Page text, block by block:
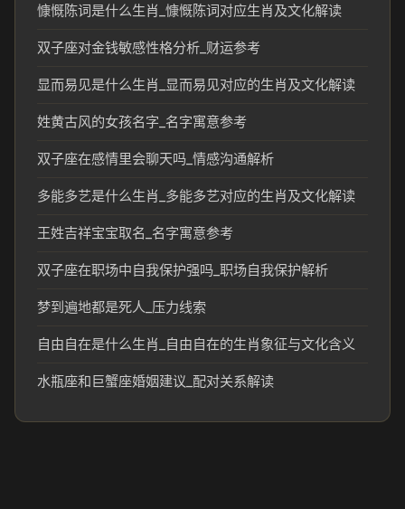
慷慨陈词是什么生肖_慷慨陈词对应生肖及文化解读
双子座对金钱敏感性格分析_财运参考
显而易见是什么生肖_显而易见对应的生肖及文化解读
姓黄古风的女孩名字_名字寓意参考
双子座在感情里会聊天吗_情感沟通解析
多能多艺是什么生肖_多能多艺对应的生肖及文化解读
王姓吉祥宝宝取名_名字寓意参考
双子座在职场中自我保护强吗_职场自我保护解析
梦到遍地都是死人_压力线索
自由自在是什么生肖_自由自在的生肖象征与文化含义
水瓶座和巨蟹座婚姻建议_配对关系解读